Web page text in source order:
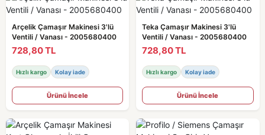
Arçelik Çamaşır Makinesi 3'lü
Ventili / Vanası - 2005680400
728,80 TL
Hızlı kargo Kolay iade
Ürünü İncele
Teka Çamaşır Makinesi 3'lü
Ventili / Vanası - 2005680400
728,80 TL
Hızlı kargo Kolay iade
Ürünü İncele